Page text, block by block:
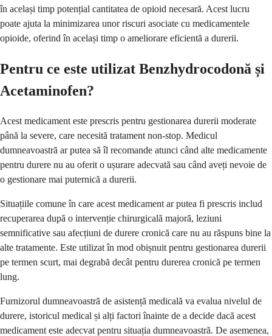
în același timp potențial cantitatea de opioid necesară. Acest lucru
poate ajuta la minimizarea unor riscuri asociate cu medicamentele
opioide, oferind în același timp o ameliorare eficientă a durerii.
Pentru ce este utilizat Benzhydrocodonă și
Acetaminofen?
Acest medicament este prescris pentru gestionarea durerii moderate
până la severe, care necesită tratament non-stop. Medicul
dumneavoastră ar putea să îl recomande atunci când alte medicamente
pentru durere nu au oferit o ușurare adecvată sau când aveți nevoie de
o gestionare mai puternică a durerii.
Situațiile comune în care acest medicament ar putea fi prescris includ
recuperarea după o intervenție chirurgicală majoră, leziuni
semnificative sau afecțiuni de durere cronică care nu au răspuns bine la
alte tratamente. Este utilizat în mod obișnuit pentru gestionarea durerii
pe termen scurt, mai degrabă decât pentru durerea cronică pe termen
lung.
Furnizorul dumneavoastră de asistență medicală va evalua nivelul de
durere, istoricul medical și alți factori înainte de a decide dacă acest
medicament este adecvat pentru situația dumneavoastră. De asemenea,